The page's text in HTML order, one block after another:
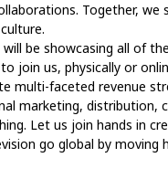
Together,
will be showcasing all of
join us, physically or
multi-faceted revenue
marketing, distribution,
Let us join hands in
go global by moving